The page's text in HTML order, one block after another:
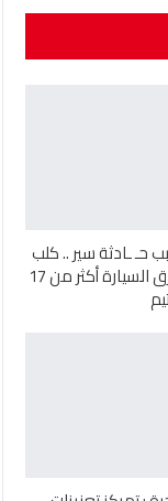
حـ ـادثة سير .. كلب
يكلف الطرق السيارة أكثر من 17